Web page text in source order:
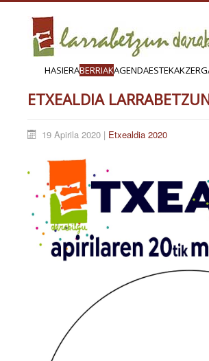
HASIERABERRIAKAGENDAESTEKAK
ETXEALDIA
19 Apirila 2020 | Etxealdia 2020